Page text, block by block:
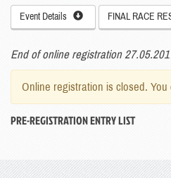
Event Details FINAL RACE
End of online registration
Online registration is closed.
PRE-REGISTRATION ENTRY LIST